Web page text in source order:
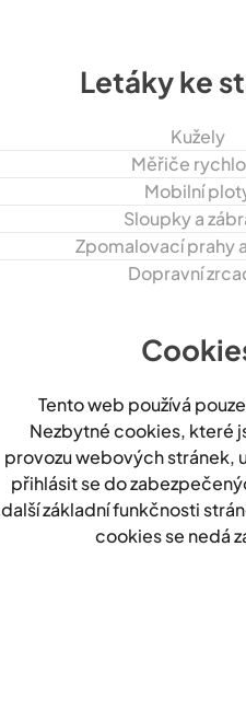
Letáky ke
Kužely
Měřiče
Mobilní
Sloupky a
Zpomalovací prahy
Dopravní
Tento web používá
Nezbytné cookies, které
provozu webových stránek,
přihlásit se do
další základní funkčnosti
cookies se nedá